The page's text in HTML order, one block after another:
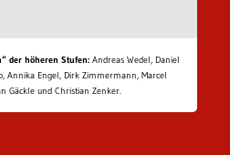
der höheren Stufen: Andreas Wedel, Daniel
Annika Engel, Dirk Zimmermann, Marcel
Gäckle und Christian Zenker.